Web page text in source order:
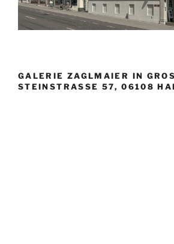
GALERIE ZAGLMAIER IN
TEINSTRASSE 57, 06108